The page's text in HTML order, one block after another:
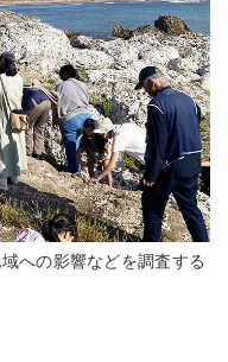
への影響などを調査する